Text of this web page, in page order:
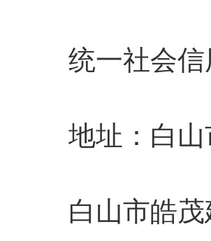
统一社会
地址：白山
白山市皓茂建